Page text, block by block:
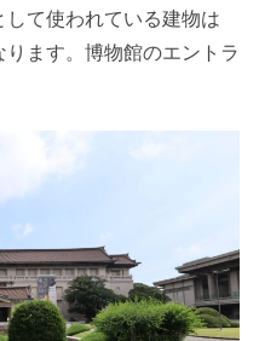
て使われている建物は
ます。博物館のエントラ